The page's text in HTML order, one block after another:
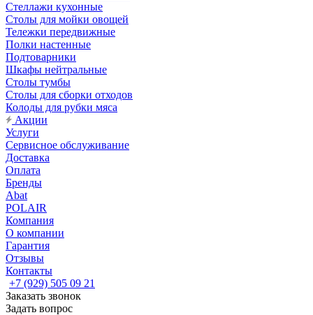
Стеллажи кухонные
Столы для мойки овощей
Тележки передвижные
Полки настенные
Подтоварники
Шкафы нейтральные
Столы тумбы
Столы для сборки отходов
Колоды для рубки мяса
Акции
Услуги
Сервисное обслуживание
Доставка
Оплата
Бренды
Abat
POLAIR
Компания
О компании
Гарантия
Отзывы
Контакты
+7 (929) 505 09 21
Заказать звонок
Задать вопрос